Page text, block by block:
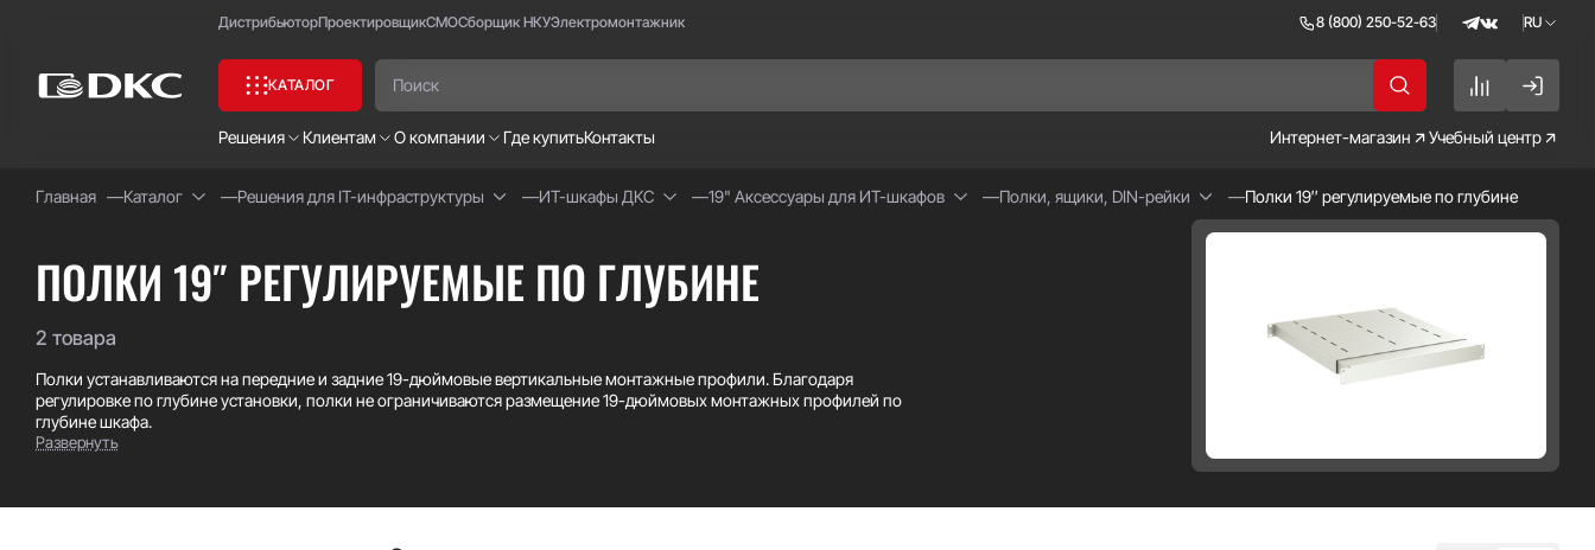
ДистрибьюторПроектировщикСМОСборщик НКУЭлектромонтажник 8 (800) 250-52-63 RU
RU
EN
КАТАЛОГ
Решения Клиентам О компании Где купитьКонтакты Интернет-магазин Учебный центр
Главная Каталог Решения для IT-инфраструктуры ИТ-шкафы ДКС 19" Аксессуары для ИТ-шкафов Полки, ящики, DIN-рейки Полки 19″ регулируемые по глубине
ПОЛКИ 19″ РЕГУЛИРУЕМЫЕ ПО ГЛУБИНЕ
2 товара
Полки устанавливаются на передние и задние 19-дюймовые вертикальные монтажные профили. Благодаря
регулировке по глубине установки, полки не ограничиваются размещение 19-дюймовых монтажных профилей по
глубине шкафа.
Развернуть